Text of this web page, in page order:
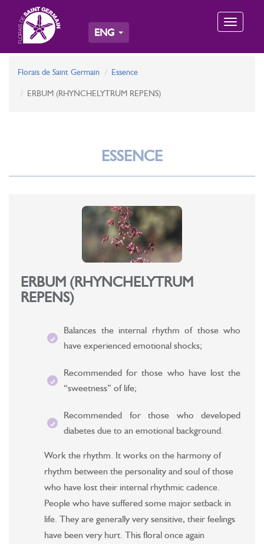
Toggle
ENG
Florais de Saint Germain Essence
ERBUM (RHYNCHELYTRUM REPENS)
ESSENCE
ERBUM (RHYNCHELYTRUM
REPENS)
Balances the internal rhythm of those who
have experienced emotional shocks;
Recommended for those who have lost the
“sweetness” of life;
Recommended for those who developed
diabetes due to an emotional background.
Work the rhythm. It works on the harmony of
rhythm between the personality and soul of those
who have lost their internal rhythmic cadence.
People who have suffered some major setback in
life. They are generally very sensitive, their feelings
have been very hurt. This floral once again